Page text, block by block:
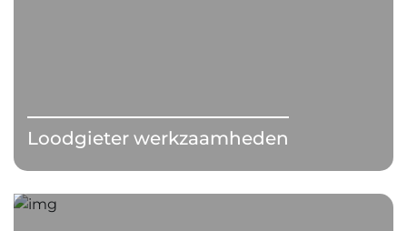
Loodgieter werkzaamheden